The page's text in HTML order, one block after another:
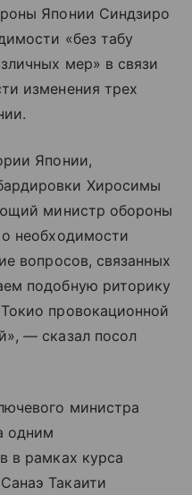
Японии Синдзиро
«без табу
мер» в связи
изменения трех
Японии,
Хиросимы
министр обороны
необходимости
вопросов, связанных
подобную риторику
провокационной
— сказал посол
министра
одним
в рамках курса
Такаити